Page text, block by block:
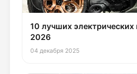
10 лучших
2026
04 декабря 2025